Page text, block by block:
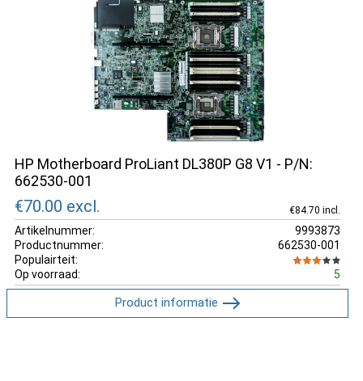
HP Motherboard ProLiant DL380P G8 V1 - P/N:
662530-001
€70.00 excl. €84.70 incl.
Artikelnummer:
9993873
Productnummer:
662530-001
Populairteit:
Op voorraad:
5
Product informatie